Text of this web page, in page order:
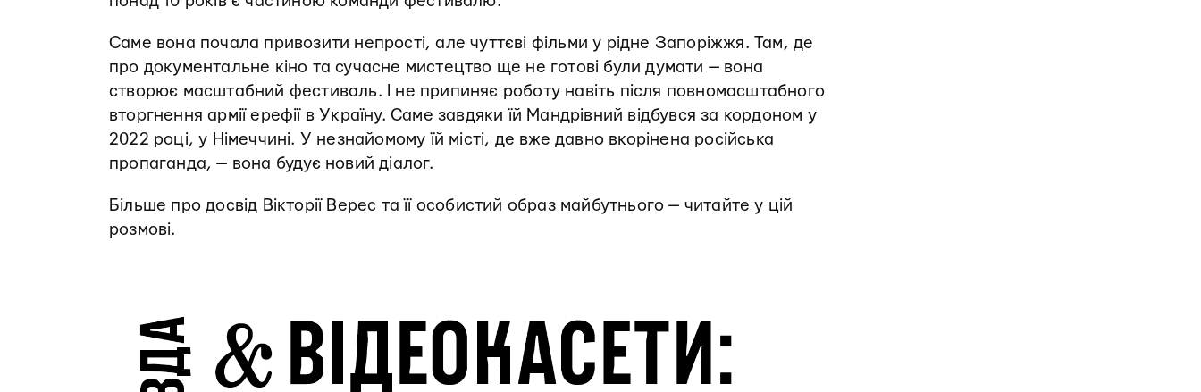
Саме вона почала привозити непрості, але чуттєві фільми у рідне Запоріжжя. Там, де
про документальне кіно та сучасне мистецтво ще не готові були думати — вона
створює масштабний фестиваль. І не припиняє роботу навіть після повномасштабного
вторгнення армії ерефії в Україну. Саме завдяки їй Мандрівний відбувся за кордоном у
2022 році, у Німеччині. У незнайомому їй місті, де вже давно вкорінена російська
пропаганда, — вона будує новий діалог.
Більше про досвід Вікторії Верес та її особистий образ майбутнього — читайте у цій
розмові.